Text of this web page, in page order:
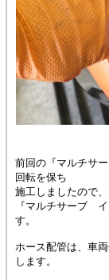
前回の『マルチサ
回転を保ち
施工しましたので
『マルチサーブ
す。
ホース配管は、車
します。